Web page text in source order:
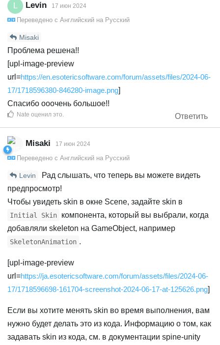
Levin 17 июн 2024
Переведено с Английский на Русский
Misaki
Проблема решена!!
[upl-image-preview
url=https://en.esotericsoftware.com/forum/assets/files/2024-06-
17/1718596380-846280-image.png]
Спасибо ооочень большое!!
Ответить
Nate оценил это
Misaki 17 июн 2024
Переведено с Английский на Русский
Levin
Рад слышать, что теперь вы можете видеть
предпросмотр!
Чтобы увидеть skin в окне Scene, задайте skin в
Initial Skin
компонента, который вы выбрали, когда
добавляли skeleton на GameObject, например
SkeletonAnimation .
[upl-image-preview
url=https://ja.esotericsoftware.com/forum/assets/files/2024-06-
17/1718596698-161704-screenshot-2024-06-17-at-125626.png]
Если вы хотите менять skin во время выполнения, вам
нужно будет делать это из кода. Информацию о том, как
задавать skin из кода, см. в документации spine-unity